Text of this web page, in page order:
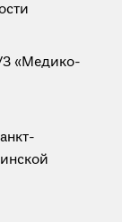
«Медико-